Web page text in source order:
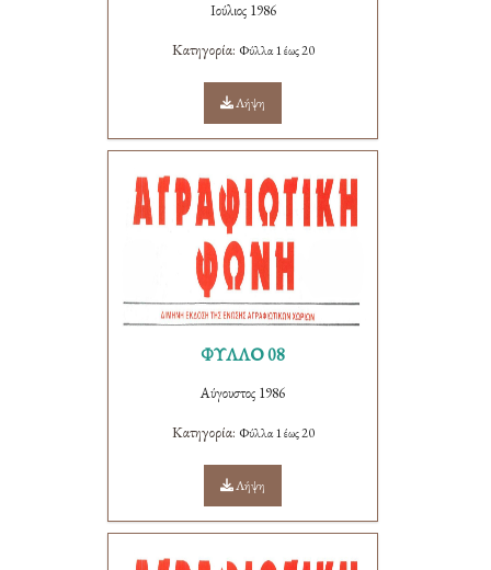
Ιούλιος 1986
Κατηγορία: Φύλλα 1 έως 20
Λήψη
ΦΥΛΛΟ 08
Αύγουστος 1986
Κατηγορία: Φύλλα 1 έως 20
Λήψη